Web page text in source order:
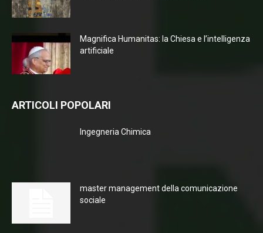
Magnifica Humanitas: la Chiesa e l’intelligenza
artificiale
ARTICOLI POPOLARI
Ingegneria Chimica
master management della comunicazione
sociale